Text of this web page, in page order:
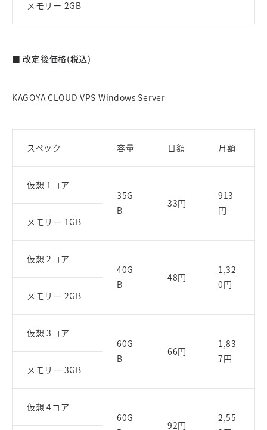
メモリー 2GB
■ 改定後価格(税込)
KAGOYA CLOUD VPS Windows Server
スペック 容量 日額 月額
仮想 1コア
35G
B
33円
913
円
メモリー 1GB
仮想 2コア
40G
B
48円
1,32
0円
メモリー 2GB
仮想 3コア
60G
B
66円
1,83
7円
メモリー 3GB
仮想 4コア
60G
92円
2,55